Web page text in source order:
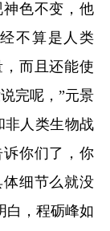
色不变，他
不算是人类
而且还能使
完呢，”元景
非人类生物战
你们了，你
细节么就没
白，程砺峰如